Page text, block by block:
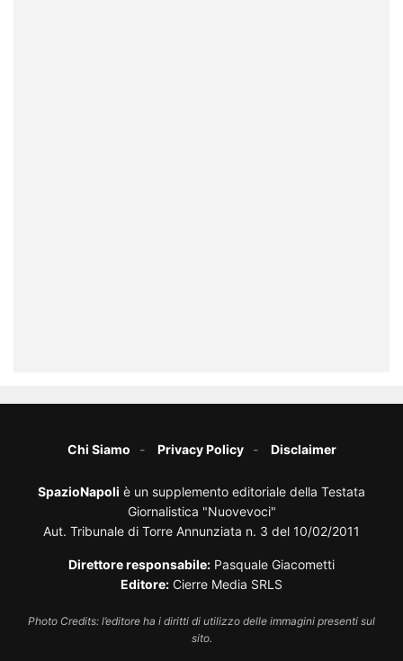
Chi Siamo Privacy Policy Disclaimer
SpazioNapoli è un supplemento editoriale della Testata
Giornalistica "Nuovevoci"
Aut. Tribunale di Torre Annunziata n. 3 del 10/02/2011
Direttore responsabile: Pasquale Giacometti
Editore: Cierre Media SRLS
Photo Credits: l’editore ha i diritti di utilizzo delle immagini presenti sul
sito.